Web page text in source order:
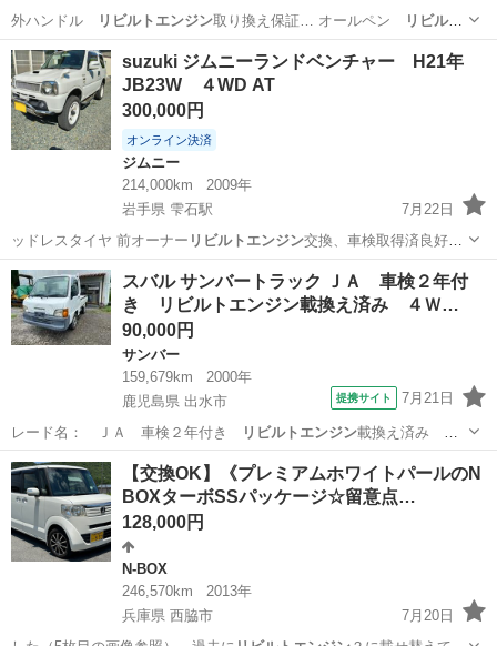
外ハンドル リビルトエンジン取り換え保証… オールペン
リビルト
エンジン取換保証書２…
埼玉 比企郡
suzuki ジムニーランドベンチャー H21年
JB23W ４WD AT
300,000円
オンライン決済
ジムニー
214,000km
2009年
岩手県 雫石駅
7月22日
ッドレスタイヤ 前オーナー リビルトエンジン交換、車検取得済良好状
態です。 …
岩手 岩手郡 雫石駅 ジムニー
スバル サンバートラック ＪＡ 車検２年付
き リビルトエンジン載換え済み ４Ｗ…
90,000円
サンバー
159,679km
2000年
鹿児島県 出水市
提携サイト 7月21日
レード名： ＪＡ 車検２年付き リビルトエンジン載換え済み ４
ＷＤ エアコン パ…
鹿児島 出水市 サンバー
【交換OK】《プレミアムホワイトパールのN
BOXターボSSパッケージ☆留意点…
128,000円
N-BOX
246,570km
2013年
兵庫県 西脇市
7月20日